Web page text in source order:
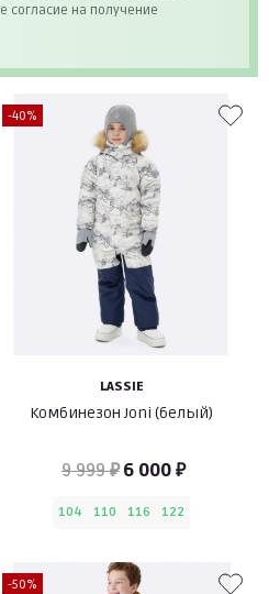
согласие на получение
-40%
LASSIE
Комбинезон Joni (белый)
9 999 ₽ 6 000 ₽
104 110 116 122
-50%